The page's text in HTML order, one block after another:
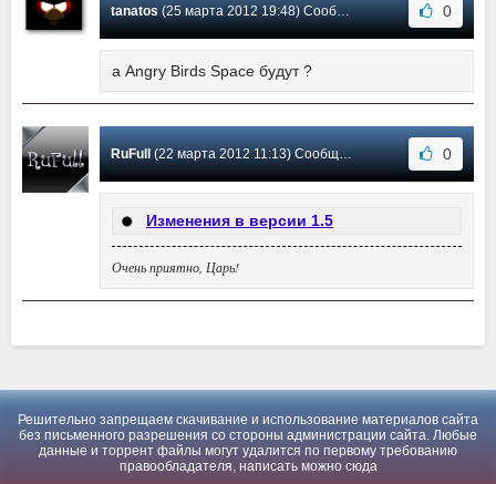
tanatos(25 марта 2012 19:48) Сообщение #2 0
а Angry Birds Space будут ?
RuFull(22 марта 2012 11:13) Сообщение #1 0
Изменения в версии 1.5
Очень приятно, Царь!
Решительно запрещаем скачивание и использование материалов сайта
без письменного разрешения со стороны администрации сайта. Любые
данные и торрент файлы могут удалится по первому требованию
правообладателя, написать можно сюда